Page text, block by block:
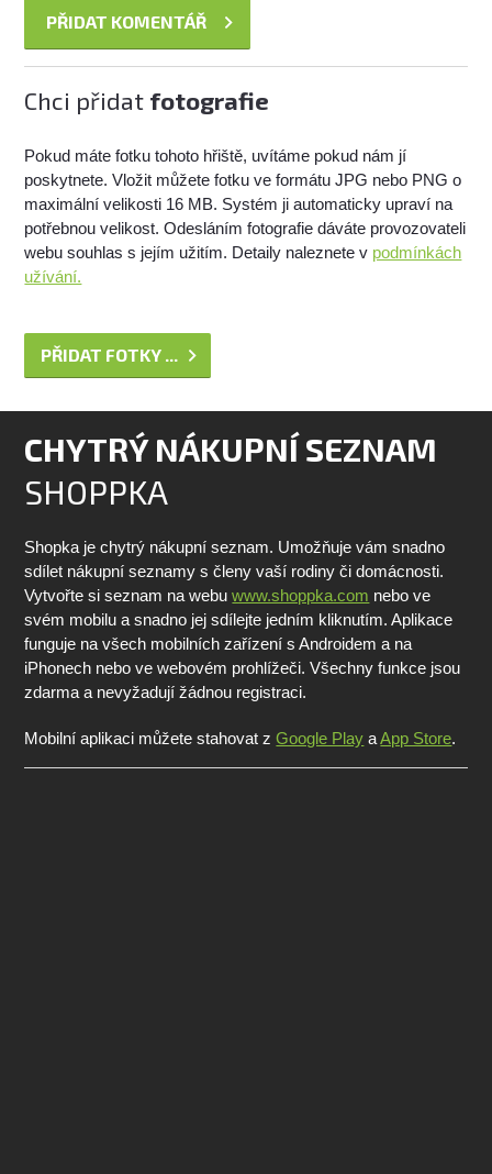
Chci přidat fotografie
Pokud máte fotku tohoto hřiště, uvítáme pokud nám jí
poskytnete. Vložit můžete fotku ve formátu JPG nebo PNG o
maximální velikosti 16 MB. Systém ji automaticky upraví na
potřebnou velikost. Odesláním fotografie dáváte provozovateli
webu souhlas s jejím užitím. Detaily naleznete v podmínkách
užívání.
PŘIDAT FOTKY ...
CHYTRÝ NÁKUPNÍ SEZNAM
SHOPPKA
Shopka je chytrý nákupní seznam. Umožňuje vám snadno
sdílet nákupní seznamy s členy vaší rodiny či domácnosti.
Vytvořte si seznam na webuwww.shoppka.com nebo ve
svém mobilu a snadno jej sdílejte jedním kliknutím. Aplikace
funguje na všech mobilních zařízení s Androidem a na
iPhonech nebo ve webovém prohlížeči. Všechny funkce jsou
zdarma a nevyžadují žádnou registraci.
Mobilní aplikaci můžete stahovat zGoogle Play aApp Store.